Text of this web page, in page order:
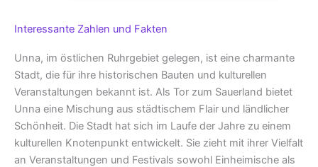
Interessante Zahlen und Fakten
Unna, im östlichen Ruhrgebiet gelegen, ist eine charmante
Stadt, die für ihre historischen Bauten und kulturellen
Veranstaltungen bekannt ist. Als Tor zum Sauerland bietet
Unna eine Mischung aus städtischem Flair und ländlicher
Schönheit. Die Stadt hat sich im Laufe der Jahre zu einem
kulturellen Knotenpunkt entwickelt. Sie zieht mit ihrer Vielfalt
an Veranstaltungen und Festivals sowohl Einheimische als